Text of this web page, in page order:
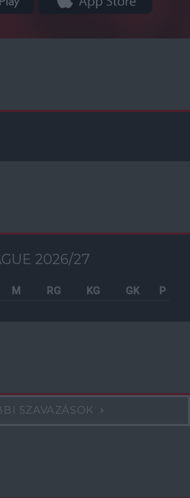
2026/27
M RG KG GK P
SZAVAZÁSOK